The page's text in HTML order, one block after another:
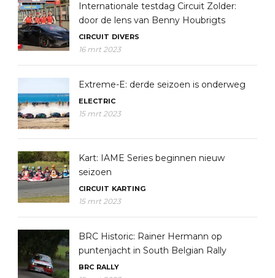
Internationale testdag Circuit Zolder:
door de lens van Benny Houbrigts
CIRCUIT DIVERS
16 mrt 2023
Extreme-E: derde seizoen is onderweg
ELECTRIC
15 mrt 2023
Kart: IAME Series beginnen nieuw
seizoen
CIRCUIT KARTING
15 mrt 2023
BRC Historic: Rainer Hermann op
puntenjacht in South Belgian Rally
BRC RALLY